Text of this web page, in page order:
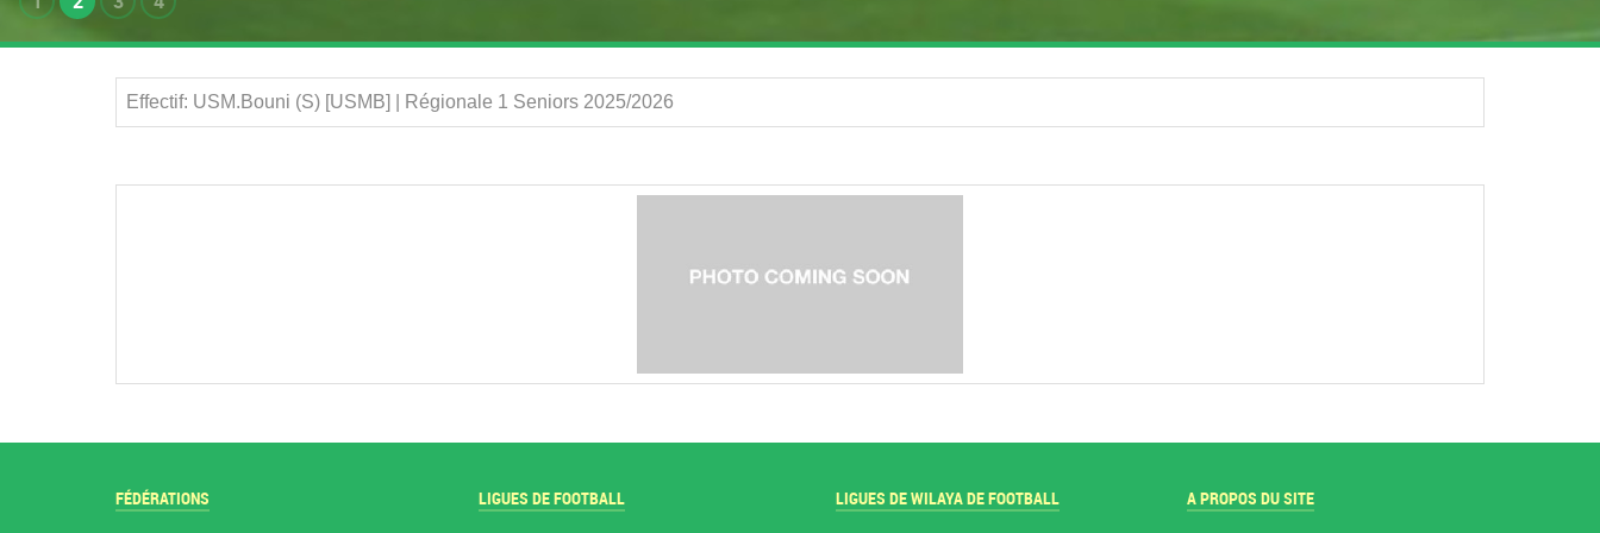
Effectif: USM.Bouni (S) [USMB] | Régionale 1 Seniors 2025/2026
FÉDÉRATIONS LIGUES DE FOOTBALL LIGUES DE WILAYA DE FOOTBALL A PROPOS DU SITE